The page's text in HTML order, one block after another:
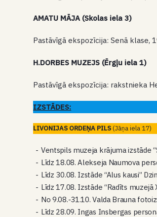
AMATU MĀJA (Skolas iela 3)
Pastāvīgā ekspozīcija: Senā klase,
H.DORBES MUZEJS (Ērgļu iela 1)
Pastāvīgā ekspozīcija: rakstnieka
IZSTĀDES:
LIVONIJAS ORDEŅA PILS(Jāņa iela 17)
Ventspils muzeja krājuma izstāde
Līdz 18.08. Alekseja Naumova
Līdz 30.08. Izstāde “Alus kausi”
Līdz 17.08. Izstāde “Radīts muzejā
No 9.08.-31.10. Valda Brauna
Līdz 28.09. Ingas Insbergas